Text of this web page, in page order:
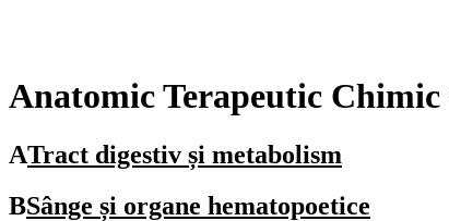
Anatomic Terapeutic Chimic
ATract digestiv și metabolism
BSânge și organe hematopoetice